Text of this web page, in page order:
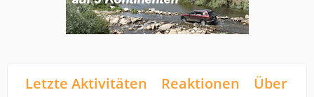
Letzte Aktivitäten Reaktionen Über